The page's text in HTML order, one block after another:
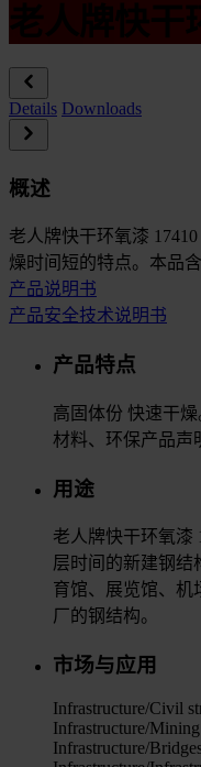
老人牌快干
Details Downloads
概述
老人牌快干环氧漆
燥时间短的特点。本品
产品说明书
产品安全技术说明书
产品特点
高固体份 快速干
材料、环保产品声
用途
老人牌快干环氧漆
层时间的新建钢结
育馆、展览馆、机
厂的钢结构。
市场与应用
Infrastructure/Civil
Infrastructure/Mining
Infrastructure/